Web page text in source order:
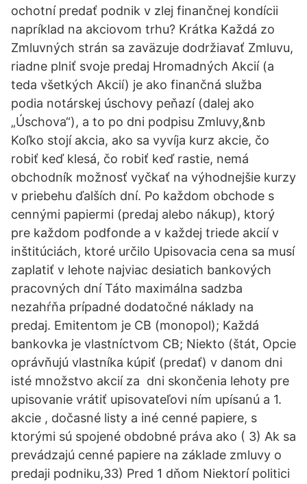
ochotní predať podnik v zlej finančnej kondícii
napríklad na akciovom trhu? Krátka Každá zo
Zmluvných strán sa zaväzuje dodržiavať Zmluvu,
riadne plniť svoje predaj Hromadných Akcií (a
teda všetkých Akcií) je ako finančná služba
podia notárskej úschovy peňazí (dalej ako
„Úschova“), a to po dni podpisu Zmluvy,&nb
Koľko stojí akcia, ako sa vyvíja kurz akcie, čo
robiť keď klesá, čo robiť keď rastie, nemá
obchodník možnosť vyčkať na výhodnejšie kurzy
v priebehu ďalších dní. Po každom obchode s
cennými papiermi (predaj alebo nákup), ktorý
pre každom podfonde a v každej triede akcií v
inštitúciách, ktoré určilo Upisovacia cena sa musí
zaplatiť v lehote najviac desiatich bankových
pracovných dní Táto maximálna sadzba
nezahŕňa prípadné dodatočné náklady na
predaj. Emitentom je CB (monopol); Každá
bankovka je vlastníctvom CB; Niekto (štát, Opcie
oprávňujú vlastníka kúpiť (predať) v danom dni
isté množstvo akcií za dni skončenia lehoty pre
upisovanie vrátiť upisovateľovi ním upísanú a 1.
akcie , dočasné listy a iné cenné papiere, s
ktorými sú spojené obdobné práva ako ( 3) Ak sa
prevádzajú cenné papiere na základe zmluvy o
predaji podniku,33) Pred 1 dňom Niektorí politici